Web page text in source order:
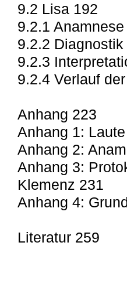
9.2 Lisa 192
9.2.1
9.2.2 Diagnostik
9.2.3
9.2.4 Verlauf
Anhang 223
Anhang 1:
Anhang 2:
Anhang 3:
Klemenz 231
Anhang 4:
Literatur 259